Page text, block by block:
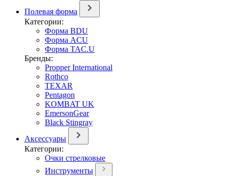
Полевая форма
Категории:
Форма BDU
Форма ACU
Форма TAC.U
Бренды:
Propper International
Rothco
TEXAR
Pentagon
KOMBAT UK
EmersonGear
Black Stingray
Аксессуары
Категории:
Очки стрелковые
Инструменты